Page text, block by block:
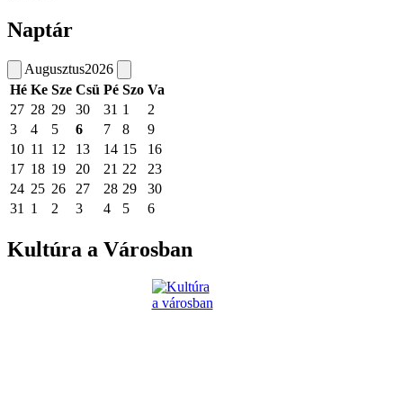
Naptár
Augusztus2026
Hé Ke Sze Csü Pé Szo Va
27 28 29 30 31 1
2
3
4 5 6 7 8
9
10 11 12 13 14 15
16
17 18 19 20 21 22
23
24 25 26 27 28 29
30
31
1 2 3 4 5 6
Kultúra a Városban